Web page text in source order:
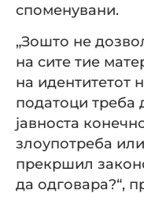
споменувани.
„Зошто не
на сите тие
на идентитетот
податоци треба
јавноста
злоупотреба
прекршил
да одговара?“,